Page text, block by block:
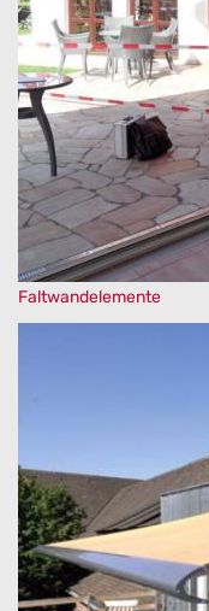
Faltwandelemente